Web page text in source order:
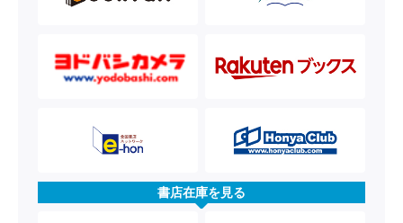
書店在庫を見る